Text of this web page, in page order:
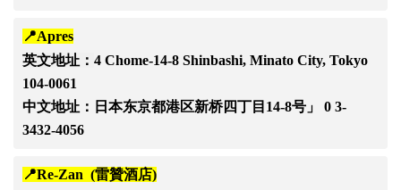
📍Apres
英文地址： 4 Chome-14-8 Shinbashi, Minato City, Tokyo
104-0061
中文地址： 日本东京都港区新桥四丁目14-8号」 0 3-
3432-4056
📍Re-Zan (雷贊酒店)